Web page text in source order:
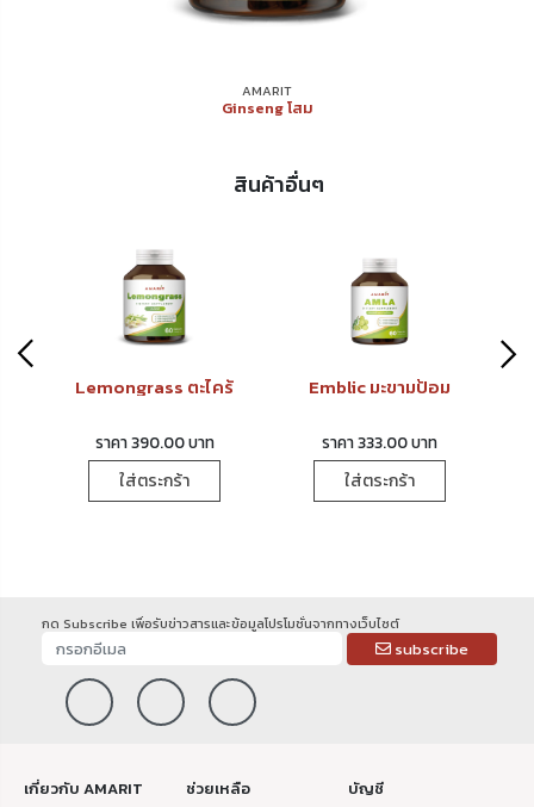
AMARIT
Ginseng โสม
สินค้าอื่นๆ
Lemongrass ตะไคร้
ราคา 390.00 บาท
ใส่ตระกร้า
Emblic มะขามป้อม
ราคา 333.00 บาท
ใส่ตระกร้า
กด Subscribe เพื่อรับข่าวสารและข้อมูลโปรโมชั่นจากทางเว็บไซต์
subscribe
เกี่ยวกับ AMARIT ช่วยเหลือ บัญชี